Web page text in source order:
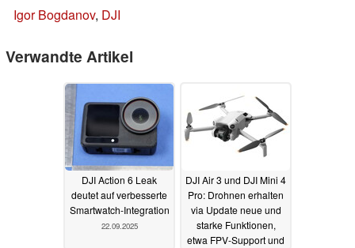
Igor Bogdanov, DJI
Verwandte Artikel
DJI Action 6 Leak
deutet auf verbesserte
Smartwatch-Integration
22.09.2025
DJI Air 3 und DJI Mini 4
Pro: Drohnen erhalten
via Update neue und
starke Funktionen,
etwa FPV-Support und